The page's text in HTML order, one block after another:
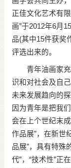
正佳文化艺术有
画”于2012年6月
品(其中15件获奖
评选出来的。
青年油画家充
识和对社会及自
未来发展趋向的
因为青年是把我
会在上个世纪末
作品展”，在新
品展”，具有特殊
代”，“技术性”正